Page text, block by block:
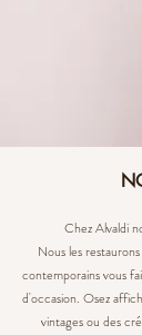
Chez Alvaldi
Nous les
contemporains vous
d'occasion. Osez
vintages ou des